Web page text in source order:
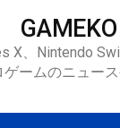
GAMEKO
X、Nintendo
ゲームのニュー